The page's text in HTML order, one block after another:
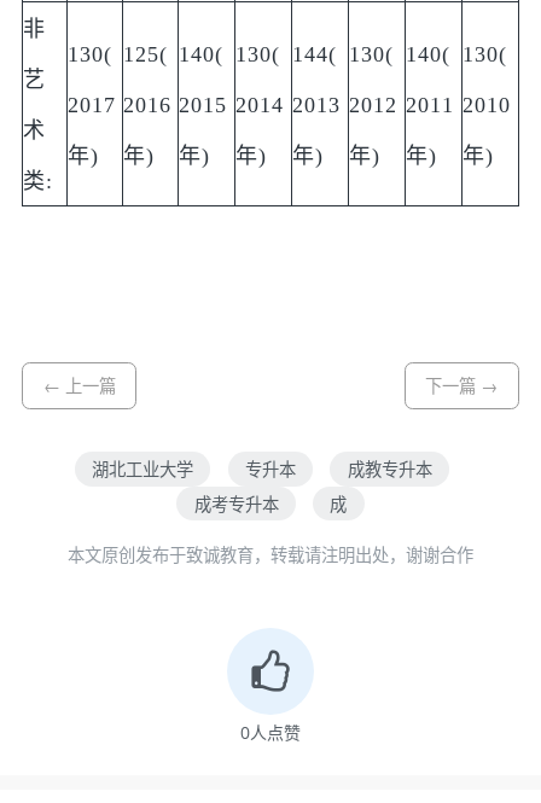
非
艺
术
类:
130(
2017
年)
125(
2016
年)
140(
2015
年)
130(
2014
年)
144(
2013
年)
130(
2012
年)
140(
2011
年)
130(
2010
年)
← 上一篇 下一篇 →
湖北工业大学 专升本
成教专升本
成考专升本
成
本文原创发布于致诚教育，转载请注明出处，谢谢合作
0人点赞